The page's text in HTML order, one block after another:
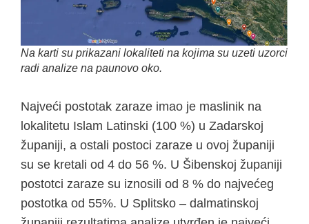
Na karti su prikazani lokaliteti na kojima su uzeti uzorci
radi analize na paunovo oko.
Najveći postotak zaraze imao je maslinik na
lokalitetu Islam Latinski (100 %) u Zadarskoj
županiji, a ostali postoci zaraze u ovoj županiji
su se kretali od 4 do 56 %. U Šibenskoj županiji
postotci zaraze su iznosili od 8 % do najvećeg
postotka od 55%. U Splitsko – dalmatinskoj